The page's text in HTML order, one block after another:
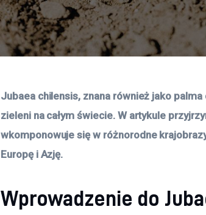
Jubaea chilensis, znana również jako
zieleni na całym świecie. W artykule
wkomponowuje się w różnorodne
Europę i Azję.
Wprowadzenie do